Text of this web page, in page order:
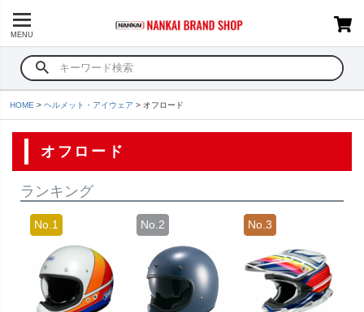
MENU
HOME ヘルメット・アイウェア オフロード
オフロード
ランキング